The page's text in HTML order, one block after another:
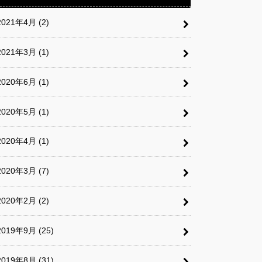
年4月 (2)
年3月 (1)
年6月 (1)
年5月 (1)
年4月 (1)
年3月 (7)
年2月 (2)
年9月 (25)
年8月 (31)